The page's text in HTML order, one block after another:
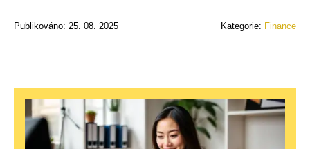
Publikováno: 25. 08. 2025 Kategorie: Finance